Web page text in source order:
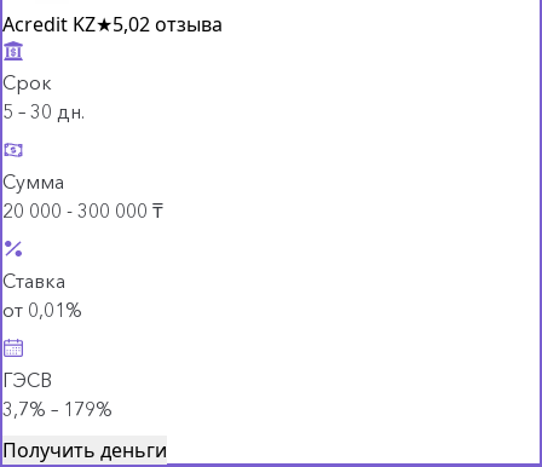
Acredit KZ★5,02 отзыва
Срок
5 – 30 дн.
Сумма
20 000 - 300 000 ₸
Ставка
от 0,01%
ГЭСВ
3,7% – 179%
Получить деньги